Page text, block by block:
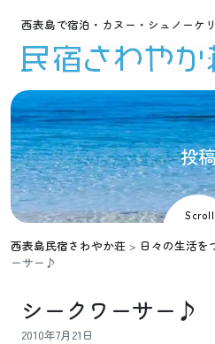
西表島で宿泊・カヌー・シュノーケ
投稿
Scroll
西表島民宿さわやか荘 > 日々の生活を
ーサー♪
シークワーサー♪
2010年7月21日